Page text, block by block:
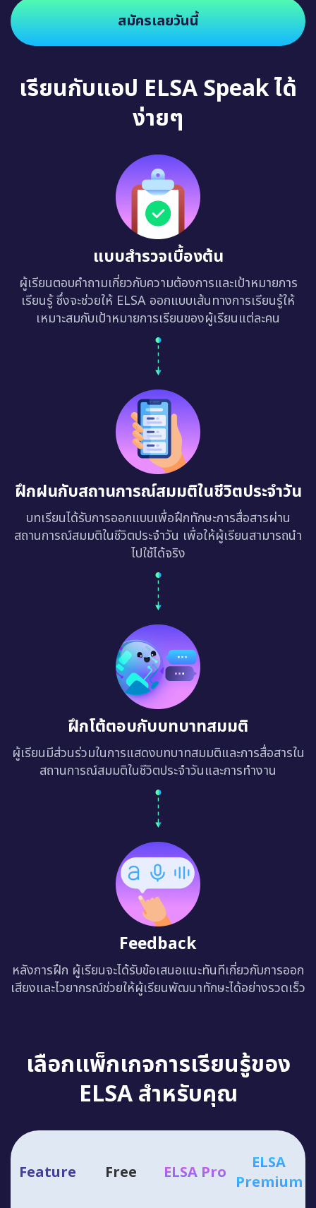
สมัครเลยวันนี้
เรียนกับแอป ELSA Speak ได้
ง่ายๆ
แบบสำรวจเบื้องต้น
ผู้เรียนตอบคำถามเกี่ยวกับความต้องการและเป้าหมายการ
เรียนรู้ ซึ่งจะช่วยให้ ELSA ออกแบบเส้นทางการเรียนรู้ให้
เหมาะสมกับเป้าหมายการเรียนของผู้เรียนแต่ละคน
ฝึกฝนกับสถานการณ์สมมติในชีวิตประจำวัน
บทเรียนได้รับการออกแบบเพื่อฝึกทักษะการสื่อสารผ่าน
สถานการณ์สมมติในชีวิตประจำวัน เพื่อให้ผู้เรียนสามารถนำ
ไปใช้ได้จริง
ฝึกโต้ตอบกับบทบาทสมมติ
ผู้เรียนมีส่วนร่วมในการแสดงบทบาทสมมติและการสื่อสารใน
สถานการณ์สมมติในชีวิตประจำวันและการทำงาน
Feedback
หลังการฝึก ผู้เรียนจะได้รับข้อเสนอแนะทันทีเกี่ยวกับการออก
เสียงและไวยากรณ์ช่วยให้ผู้เรียนพัฒนาทักษะได้อย่างรวดเร็ว
เลือกแพ็กเกจการเรียนรู้ของ
ELSA สำหรับคุณ
Feature Free ELSA Pro
ELSA
Premium